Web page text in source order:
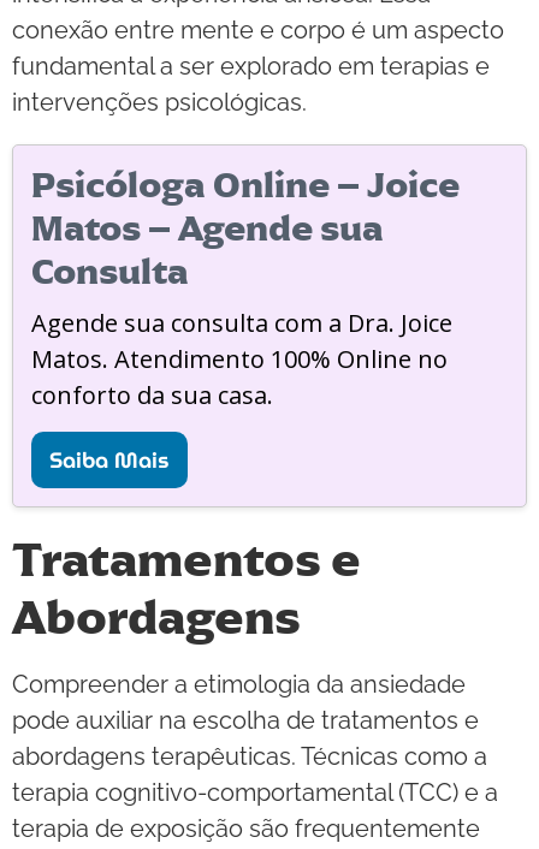
conexão entre mente e corpo é um aspecto
fundamental a ser explorado em terapias e
intervenções psicológicas.
Psicóloga Online – Joice
Matos – Agende sua
Consulta
Agende sua consulta com a Dra. Joice
Matos. Atendimento 100% Online no
conforto da sua casa.
Saiba Mais
Tratamentos e
Abordagens
Compreender a etimologia da ansiedade
pode auxiliar na escolha de tratamentos e
abordagens terapêuticas. Técnicas como a
terapia cognitivo-comportamental (TCC) e a
terapia de exposição são frequentemente